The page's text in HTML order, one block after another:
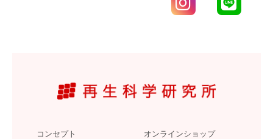
コンセプト オンラインショップ